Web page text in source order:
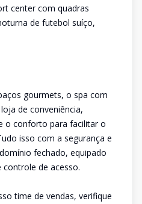
center com quadras
de futebol suíço,
gourmets, o spa com
de conveniência,
o conforto para facilitar o
isso com a segurança e
fechado, equipado
de acesso.
time de vendas, verifique